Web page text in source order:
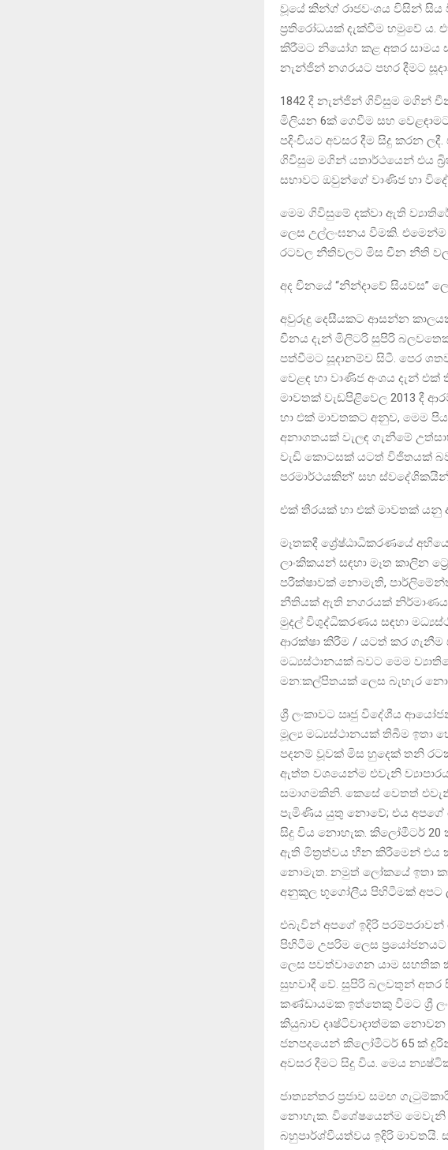
වූයේ කින්ග් රාජවංශය විසින් සිය
ප්‍රතිරෝධයක් දැක්වීම හමුවේ ය.
කිරීමට නියෝග කළ අතර සාමය
නැන්ජින් නගරයට පහර දීමට
1842 දී නැන්ජින් ගිවිසුම මගින්
මිලියන 6ක් ගෙවීම සහ
පදිංචියට අවසර දීම සිදු කරන
ගිවිසුම මගින් යතාර්ථයෙන් එය
සභාවට ඔවුන්ගේ වාණිජ හා
මෙම ගිවිසුමේ දක්වා ඇති
ලෙස උල්ලංඝනය වීමකි.
රටවල නීතිවලට මිස චීන නීති
අද චීනයේ “නින්දාවේ සියවස”
අවුරුදු දෙසීයකට ආසන්න
චීනය දැන් මිලිටරි සුපිරි
පත්වීමට සූදානම්ව සිටී. පෙර
වෙළඳ හා වාණිජ අංශය දැන්
මාවතක් වැඩපිළිවෙල 2013 දී
හා එක් මාවතකට අනුව, මෙම
අනාගතයක් වැලඳ ගැනීමේ
වැඩි කොටසක් යටත් විජිතයක්
පරමාර්ථයකින්’ සහ
එක් තීරයක් හා එක් මාවතක් යනු
මෑතකදී ශ්‍රේෂ්ඨාධිකරණයේ
ලාංකිකයන් සඳහා මෑත කාලින
පරීක්ෂාවක් නොමැති,
නීතියක් ඇති නගරයක් නිර්මාණය
මුදල් විශුද්ධිකරණය සඳහා
ආරක්ෂා කිරීම / යටත් කර ගැනීම
මධ්‍යස්ථානයක් බවට මෙම
මන:කල්පිතයක් ලෙස බැහැර
ශ්‍රී ලංකාවට ඍජු විදේශීය
මූල්‍ය මධ්‍යස්ථානයක් තිබීම ඉතා
පදනම් වූවක් මිස හුදෙක් තනි
ඇත්ත වශයෙන්ම එවැනි
සමාගමකිනි. කෙසේ වෙතත්
පැමිණිය යුතු නොවේ; එය අපගේ
සිදු විය නොහැක. කිලෝමීටර් 20
ඇති මිත්‍රත්වය හීන කිරීමෙන් එය
නොමැත. නමුත් ලෝකයේ ඉතා
අනුකූල භූගෝලීය පිහිටීමක් අපට
එබැවින් අපගේ ඉදිරි
පිහිටීම උපරිම ලෙස
ලෙස පවත්වාගෙන යාම සහතික
සුභවාදී වේ. සුපිරි බලවතුන්
කණ්ඩායමක ඉත්තෙකු වීමට ශ්‍රී
කියුබාව දෘෂ්ටිවාදාත්මක
ජනපදයෙන් කිලෝමීටර් 65 ක්
අවසර දීමට සිදු විය. මෙය
ජාත්‍යන්තර ප්‍රජාව සමඟ
නොහැක. විශේෂයෙන්ම මෙවැනි
බහුපාර්ශ්වීයත්වය ඉදිරි